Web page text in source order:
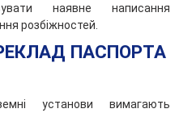
наявне написання
розбіжностей.
ПАСПОРТА
установи вимагають